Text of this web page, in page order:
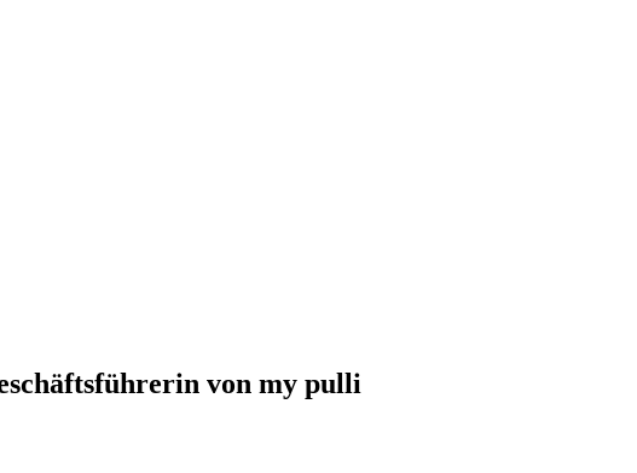
von my pulli